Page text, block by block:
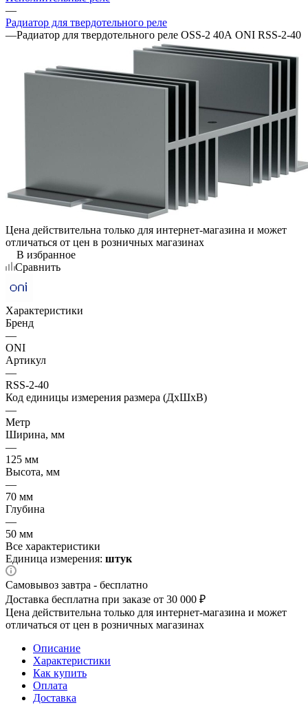
—
Радиатор для твердотельного реле
—Радиатор для твердотельного реле OSS-2 40А ONI RSS-2-40
Цена действительна только для интернет-магазина и может
отличаться от цен в розничных магазинах
В избранное
Сравнить
Характеристики
Бренд
—
ONI
Артикул
—
RSS-2-40
Код единицы измерения размера (ДхШхВ)
—
Метр
Ширина, мм
—
125 мм
Высота, мм
—
70 мм
Глубина
—
50 мм
Все характеристики
Единица измерения: штук
Самовывоз завтра - бесплатно
Доставка бесплатна при заказе от 30 000 ₽
Цена действительна только для интернет-магазина и может
отличаться от цен в розничных магазинах
Описание
Характеристики
Как купить
Оплата
Доставка